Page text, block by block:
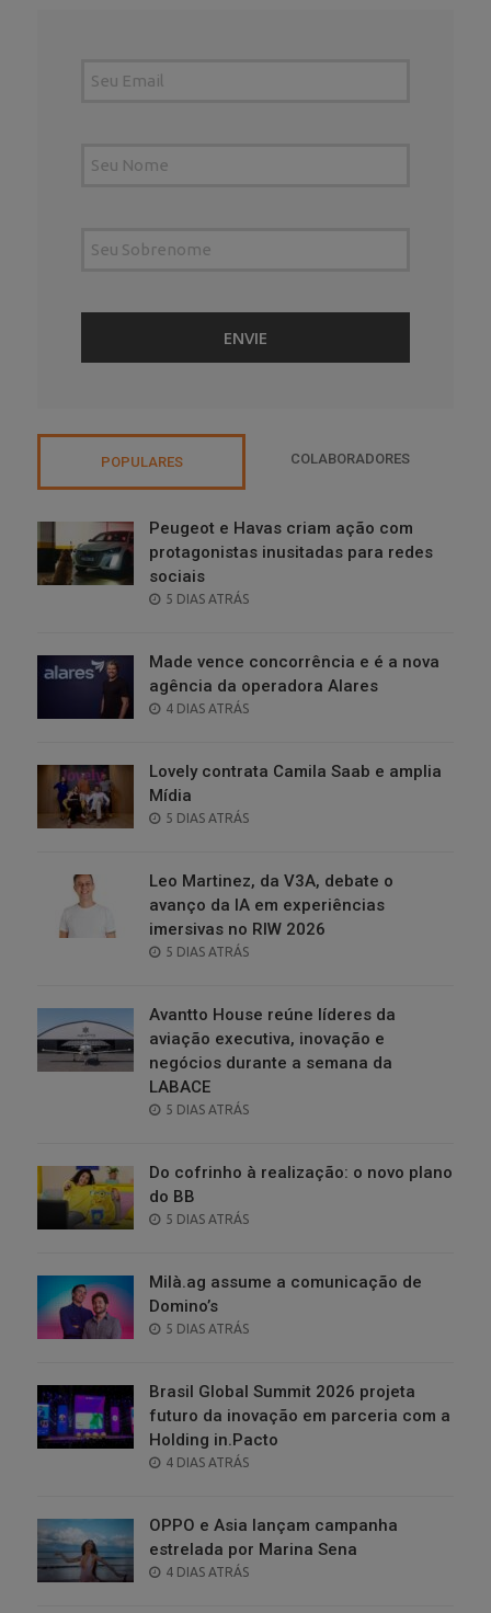
POPULARES COLABORADORES
Peugeot e Havas criam ação com
protagonistas inusitadas para redes
sociais
POSTED
5 DIAS ATRÁS
Made vence concorrência e é a nova
agência da operadora Alares
POSTED
4 DIAS ATRÁS
Lovely contrata Camila Saab e amplia
Mídia
POSTED
5 DIAS ATRÁS
Leo Martinez, da V3A, debate o
avanço da IA em experiências
imersivas no RIW 2026
POSTED
5 DIAS ATRÁS
Avantto House reúne líderes da
aviação executiva, inovação e
negócios durante a semana da
LABACE
POSTED
5 DIAS ATRÁS
Do cofrinho à realização: o novo plano
do BB
POSTED
5 DIAS ATRÁS
Milà.ag assume a comunicação de
Domino’s
POSTED
5 DIAS ATRÁS
Brasil Global Summit 2026 projeta
futuro da inovação em parceria com a
Holding in.Pacto
POSTED
4 DIAS ATRÁS
OPPO e Asia lançam campanha
estrelada por Marina Sena
POSTED
4 DIAS ATRÁS